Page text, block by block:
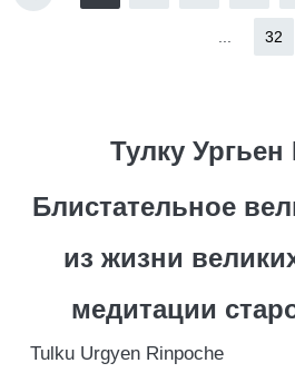
32
Тулку
Блистательное
из жизни
медитации
Tulku Urgyen Rinpoche